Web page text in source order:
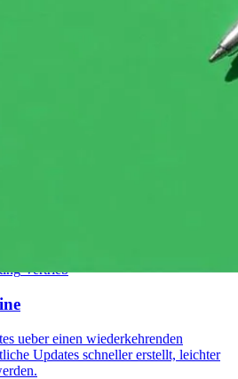
Vertrieb
ueber einen wiederkehrenden
Updates schneller erstellt, leichter